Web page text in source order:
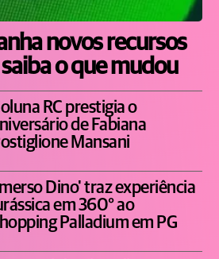
novos recursos
o que mudou
RC prestigia o
de Fabiana
Mansani
Dino' traz experiência
em 360° ao
Palladium em PG